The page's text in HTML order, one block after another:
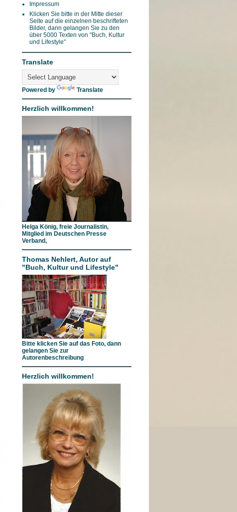
Impressum
Klicken Sie bitte in der Mitte dieser
Seite auf die einzelnen beschrifteten
Bilder, dann gelangen Sie zu den
über 5000 Texten von "Buch, Kultur
und Lifestyle"
Translate
Powered by Translate
Herzlich willkommen!
Helga König, freie Journalistin,
Mitglied im Deutschen Presse
Verband,
Thomas Nehlert, Autor auf
"Buch, Kultur und Lifestyle"
Bitte klicken Sie auf das Foto, dann
gelangen Sie zur
Autorenbeschreibung
Herzlich willkommen!